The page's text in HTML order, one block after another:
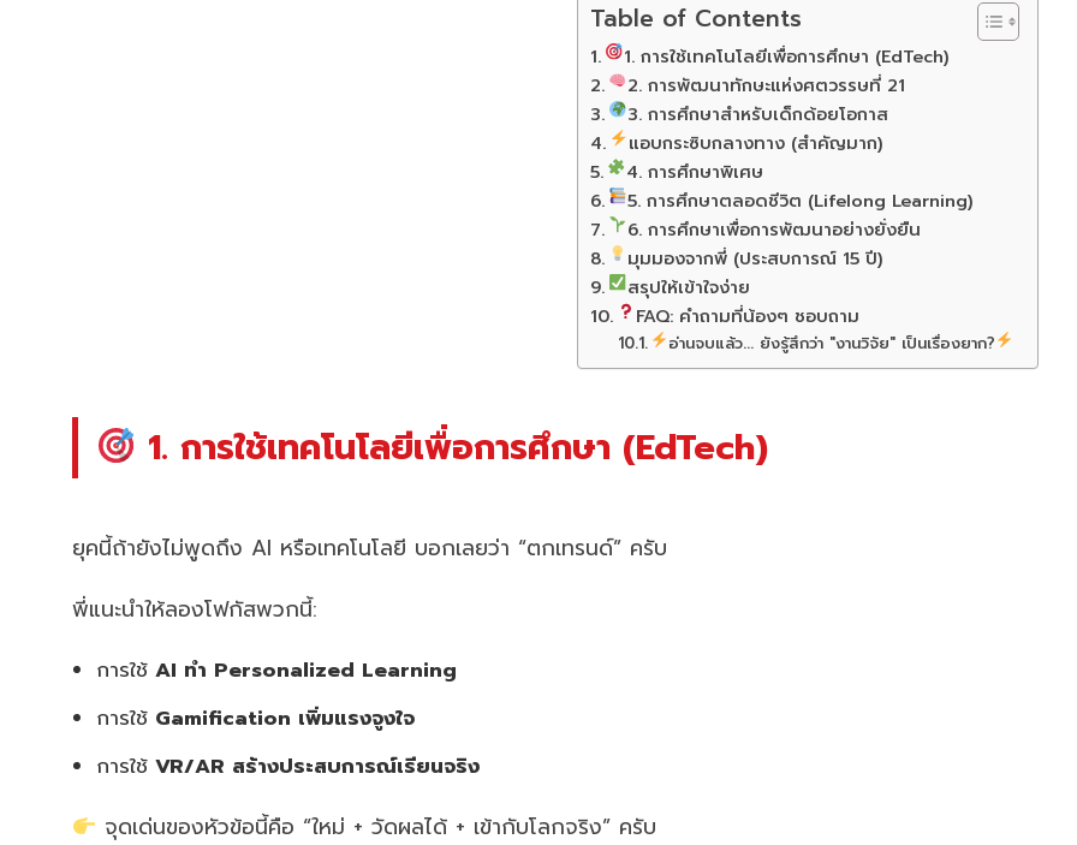
Table of Contents
1. การใช้เทคโนโลยีเพื่อการศึกษา (EdTech)
2. การพัฒนาทักษะแห่งศตวรรษที่ 21
3. การศึกษาสำหรับเด็กด้อยโอกาส
แอบกระซิบกลางทาง (สำคัญมาก)
4. การศึกษาพิเศษ
5. การศึกษาตลอดชีวิต (Lifelong Learning)
6. การศึกษาเพื่อการพัฒนาอย่างยั่งยืน
มุมมองจากพี่ (ประสบการณ์ 15 ปี)
สรุปให้เข้าใจง่าย
FAQ: คำถามที่น้องๆ ชอบถาม
อ่านจบแล้ว... ยังรู้สึกว่า "งานวิจัย" เป็นเรื่องยาก?
1. การใช้เทคโนโลยีเพื่อการศึกษา (EdTech)
ยุคนี้ถ้ายังไม่พูดถึง AI หรือเทคโนโลยี บอกเลยว่า “ตกเทรนด์” ครับ
พี่แนะนำให้ลองโฟกัสพวกนี้:
การใช้ AI ทำ Personalized Learning
การใช้ Gamification เพิ่มแรงจูงใจ
การใช้ VR/AR สร้างประสบการณ์เรียนจริง
จุดเด่นของหัวข้อนี้คือ “ใหม่ + วัดผลได้ + เข้ากับโลกจริง” ครับ